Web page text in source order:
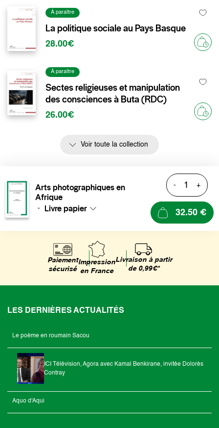
À paraître
La politique sociale au Pays Basque
28.00€
À paraître
Sectes religieuses et manipulation
des consciences à Buta (RDC)
26.00€
Voir toute la collection
Arts photographiques en
Afrique
- Livre papier
- +
32.50 €
Paiement
sécurisé
Impression
en France
Livraison à partir
de 0,99€*
LES DERNIÈRES ACTUALITÉS
Le poème en roumain Sacou
ICI Télévision, Agora avec Kamal Benkirane, invitée Dolorès
Contray
Aquo d'Aqui